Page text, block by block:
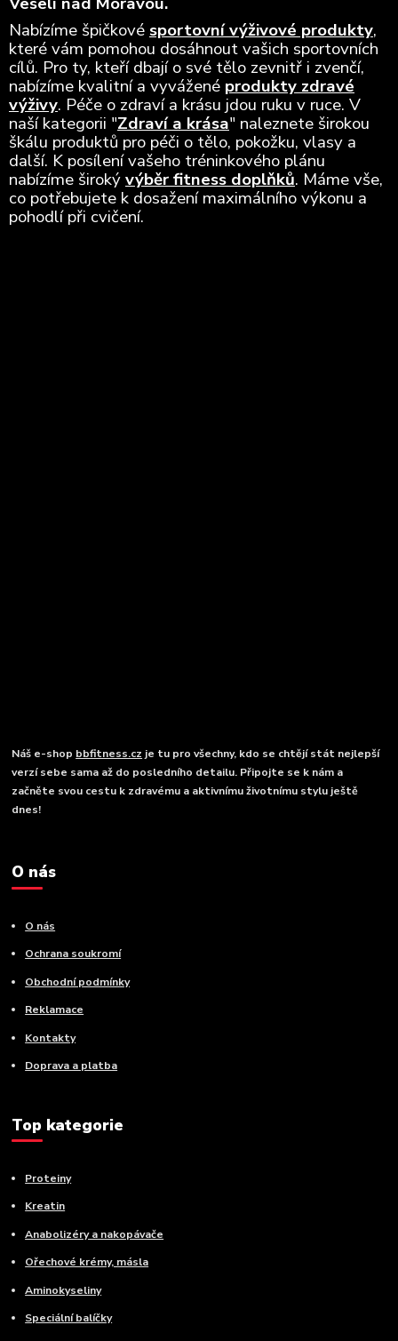
Nabízíme špičkové sportovní výživové produkty,
které vám pomohou dosáhnout vašich sportovních
cílů. Pro ty, kteří dbají o své tělo zevnitř i zvenčí,
nabízíme kvalitní a vyvážené produkty zdravé
výživy. Péče o zdraví a krásu jdou ruku v ruce. V
naší kategorii "Zdraví a krása" naleznete širokou
škálu produktů pro péči o tělo, pokožku, vlasy a
další. K posílení vašeho tréninkového plánu
nabízíme širokývýběr fitness doplňků. Máme vše,
co potřebujete k dosažení maximálního výkonu a
pohodlí při cvičení.
Náš e-shop bbfitness.cz je tu pro všechny, kdo se chtějí stát nejlepší
verzí sebe sama až do posledního detailu. Připojte se k nám a
začněte svou cestu k zdravému a aktivnímu životnímu stylu ještě
dnes!
O nás
O nás
Ochrana soukromí
Obchodní podmínky
Reklamace
Kontakty
Doprava a platba
Top kategorie
Proteiny
Kreatin
Anabolizéry a nakopávače
Ořechové krémy, másla
Aminokyseliny
Speciální balíčky